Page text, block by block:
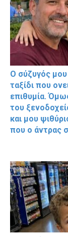
Ο σύζυγός
ταξίδι που
επιθυμία.
του
και μου
που ο άντρας